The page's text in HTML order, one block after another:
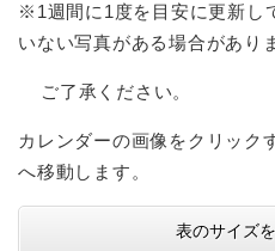
イベント・施設予約
防
安
全
子育て・教育
子
※1週間に1度を目安に更新し
いない写真がある場合があり
ご了承ください。
カレンダーの画像をクリック
へ移動します。
表のサイズ